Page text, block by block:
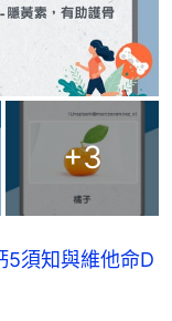
+3
5須知與維他命D